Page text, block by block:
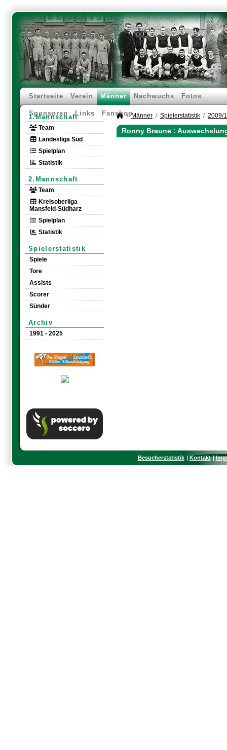
Startseite Verein Männer Nachwuchs Fotos
Sponsoren Links Fanshop
1.Mannschaft
Team
Landesliga Süd
Spielplan
Statistik
2.Mannschaft
Team
Kreisoberliga
Mansfeld-Südharz
Spielplan
Statistik
Spielerstatistik
Spiele
Tore
Assists
Scorer
Sünder
Archiv
1991 - 2025
Männer Spielerstatistik 2009/
Ronny Braune :
Besucherstatistik Kontakt